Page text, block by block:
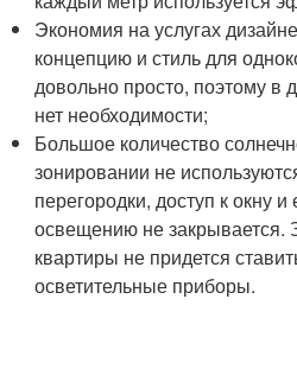
Экономия на услугах
концепцию и стиль для
довольно просто, поэтому в
нет необходимости;
Большое количество
зонировании не
перегородки, доступ к окну
освещению не закрывается.
квартиры не придется
осветительные приборы.